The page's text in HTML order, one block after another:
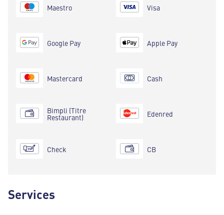
Maestro
Google Pay
Mastercard
Bimpli (Titre
Restaurant)
Check
Visa
Apple Pay
Cash
Edenred
CB
Services